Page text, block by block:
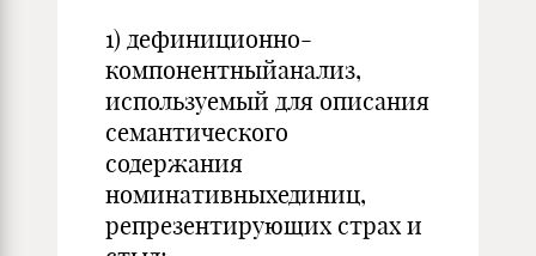
1) дефиниционно-
компонентныйанализ,
используемый для описания
семантического
содержания
номинативныхединиц,
репрезентирующих страх и